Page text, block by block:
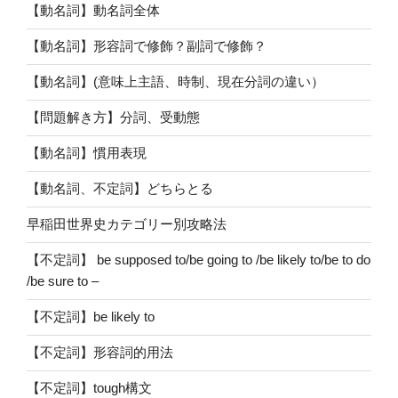
【動名詞】動名詞全体
【動名詞】形容詞で修飾？副詞で修飾？
【動名詞】(意味上主語、時制、現在分詞の違い）
【問題解き方】分詞、受動態
【動名詞】慣用表現
【動名詞、不定詞】どちらとる
早稲田世界史カテゴリー別攻略法
【不定詞】 be supposed to/be going to /be likely to/be to do
/be sure to –
【不定詞】be likely to
【不定詞】形容詞的用法
【不定詞】tough構文